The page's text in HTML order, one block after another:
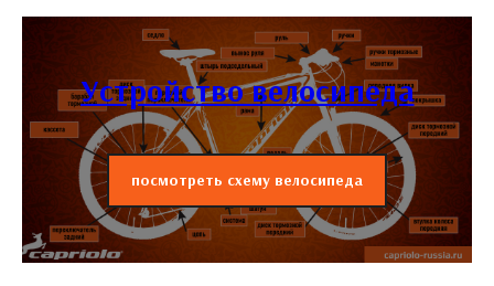
Устройство велосипеда
посмотреть схему велосипеда